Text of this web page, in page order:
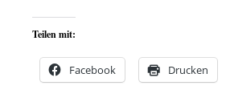
Teilen mit:
Facebook Drucken